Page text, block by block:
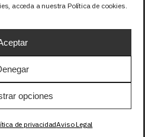
acceda a nuestra Política de cookies.
opciones
de privacidadAviso Legal
RAEE incluida en
corresponda.